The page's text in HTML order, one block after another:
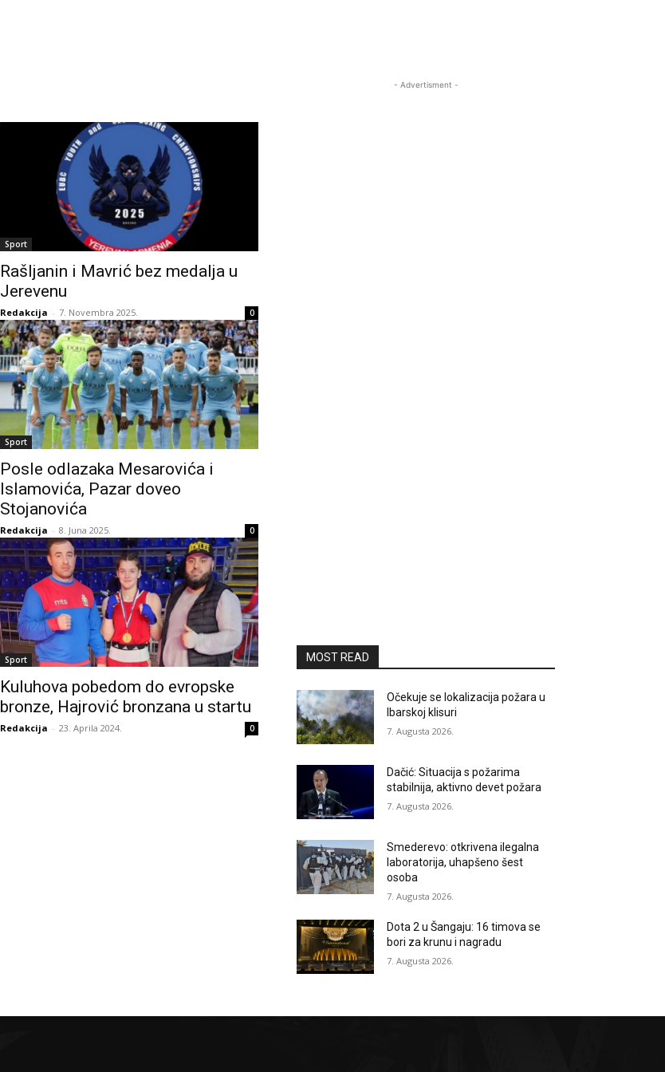
Sport
Rašljanin i Mavrić bez medalja u
Jerevenu
Redakcija - 7. Novembra 2025. 0
Sport
Posle odlazaka Mesarovića i
Islamovića, Pazar doveo
Stojanovića
Redakcija - 8. Juna 2025. 0
Sport
Kuluhova pobedom do evropske
bronze, Hajrović bronzana u startu
Redakcija - 23. Aprila 2024. 0
- Advertisment -
MOST READ
Očekuje se lokalizacija požara u
Ibarskoj klisuri
7. Augusta 2026.
Dačić: Situacija s požarima
stabilnija, aktivno devet požara
7. Augusta 2026.
Smederevo: otkrivena ilegalna
laboratorija, uhapšeno šest
osoba
7. Augusta 2026.
Dota 2 u Šangaju: 16 timova se
bori za krunu i nagradu
7. Augusta 2026.